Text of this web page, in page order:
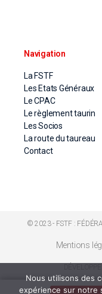
Navigation
La FSTF
Les Etats Généraux
Le CPAC
Le règlement taurin
Les Socios
La route du taureau
Contact
© 2023 - FSTF :
Mentions
Nous utilisons des
expérience sur notre